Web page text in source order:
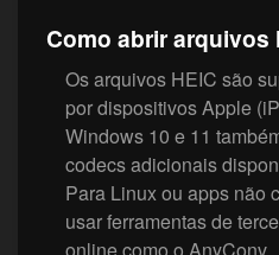
Como abrir arquivos
Os arquivos HEIC são
por dispositivos Apple
Windows 10 e 11
codecs adicionais
Para Linux ou apps não
usar ferramentas de